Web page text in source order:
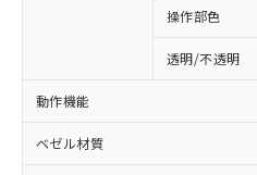
操作部色
透明/不透明
動作機能
ベゼル材質